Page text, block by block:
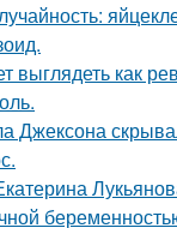
выглядеть как
Джексона